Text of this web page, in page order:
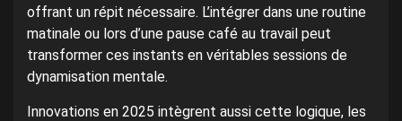
offrant un répit nécessaire. L’intégrer dans une routine
matinale ou lors d’une pause café au travail peut
transformer ces instants en véritables sessions de
dynamisation mentale.
Innovations en 2025 intègrent aussi cette logique, les